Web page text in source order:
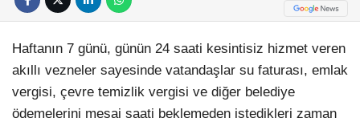
Haftanın 7 günü, günün 24 saati kesintisiz hizmet veren
akıllı vezneler sayesinde vatandaşlar su faturası, emlak
vergisi, çevre temizlik vergisi ve diğer belediye
ödemelerini mesai saati beklemeden istedikleri zaman